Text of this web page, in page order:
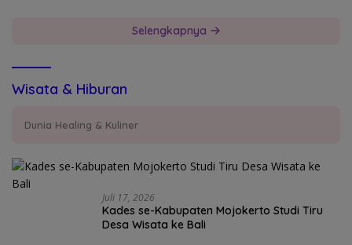
Selengkapnya
Wisata & Hiburan
Dunia Healing & Kuliner
Juli 17, 2026
Kades se-Kabupaten Mojokerto Studi Tiru
Desa Wisata ke Bali